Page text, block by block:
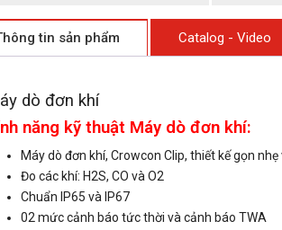
tin sản phẩm Catalog - Video
dò đơn khí
năng kỹ thuật Máy dò đơn khí:
Máy dò đơn khí, Crowcon Clip, thiết kế gọn
Đo các khí: H2S, CO và O2
Chuẩn IP65 và IP67
02 mức cảnh báo tức thời và cảnh báo TWA